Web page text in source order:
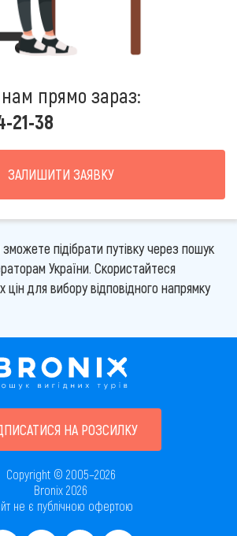
прямо зараз:
21-38
ЗАЛИШИТИ ЗАЯВКУ
підібрати путівку через пошук
України. Скористайтеся
для вибору відповідного напрямку
НА РОЗСИЛКУ
Copyright © 2005–2026
Bronix 2026
не є публічною офертою